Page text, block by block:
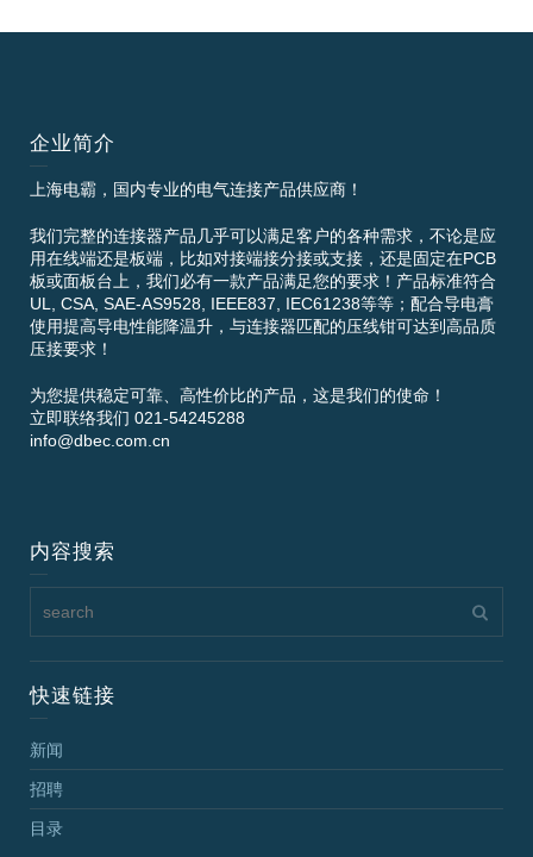
企业简介
上海电霸，国内专业的电气连接产品供应商！
我们完整的连接器产品几乎可以满足客户的各种需求，不论是应
用在线端还是板端，比如对接端接分接或支接，还是固定在PCB
板或面板台上，我们必有一款产品满足您的要求！产品标准符合
UL, CSA, SAE-AS9528, IEEE837, IEC61238等等；配合导电膏
使用提高导电性能降温升，与连接器匹配的压线钳可达到高品质
压接要求！
为您提供稳定可靠、高性价比的产品，这是我们的使命！
立即联络我们 021-54245288
info@dbec.com.cn
内容搜索
快速链接
新闻
招聘
目录